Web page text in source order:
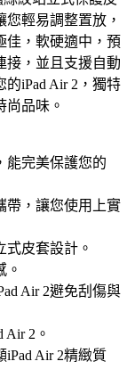
輕易調整置放，
佳，軟硬適中，預
接，並且支援自動
iPad Air 2，獨特
尚品味。
完美保護您的
，讓您使用上實
皮套設計。
。
Air 2避免刮傷與
2。
Air 2精緻質